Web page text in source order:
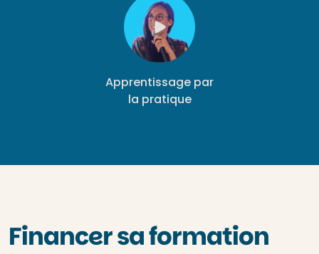
Apprentissage par
la pratique
Financer sa formation